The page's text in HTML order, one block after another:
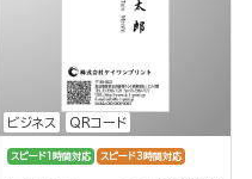
ビジネス QRコード
スピード1時間対応 スピード3時間対応